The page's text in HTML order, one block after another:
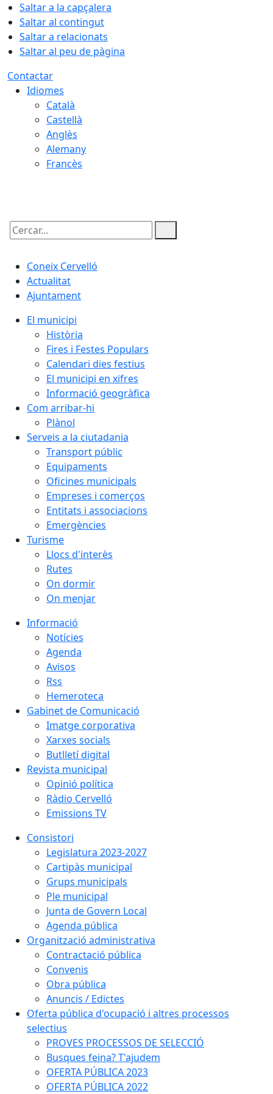
Saltar a la capçalera
Saltar al contingut
Saltar a relacionats
Saltar al peu de pàgina
Contactar
Idiomes
Català
Castellà
Anglès
Alemany
Francès
Cercar:
Coneix Cervelló
Actualitat
Ajuntament
El municipi
Història
Fires i Festes Populars
Calendari dies festius
El municipi en xifres
Informació geogràfica
Com arribar-hi
Plànol
Serveis a la ciutadania
Transport públic
Equipaments
Oficines municipals
Empreses i comerços
Entitats i associacions
Emergències
Turisme
Llocs d'interès
Rutes
On dormir
On menjar
Informació
Notícies
Agenda
Avisos
Rss
Hemeroteca
Gabinet de Comunicació
Imatge corporativa
Xarxes socials
Butlletí digital
Revista municipal
Opinió política
Ràdio Cervelló
Emissions TV
Consistori
Legislatura 2023-2027
Cartipàs municipal
Grups municipals
Ple municipal
Junta de Govern Local
Agenda pública
Organització administrativa
Contractació pública
Convenis
Obra pública
Anuncis / Edictes
Oferta pública d'ocupació i altres processos
selectius
PROVES PROCESSOS DE SELECCIÓ
Busques feina? T'ajudem
OFERTA PÚBLICA 2023
OFERTA PÚBLICA 2022